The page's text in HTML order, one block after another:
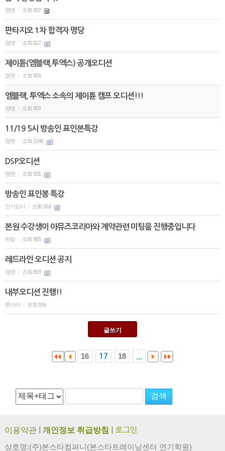
영맨 조회 907
판타지오 1차 합격자 명당
영맨 조회 817
제이튠(엠블랙,투엑스) 공개오디션
영맨 조회 855
엠블랙, 투엑스 소속의 제이튠 캠프 오디션!!!
영맨 조회 800
11/19 5시 방송인 표인본특강
영맨 조회 1246
DSP오디션
영맨 조회 831
방송인 표인봉 특강
인기강사 조회 918
본원 수강생이 아뮤즈코리아와 계약관련 미팅을 진행중입니다
하랑 조회 955
레드라인 오디션 공지
영맨 조회 803
내부오디션 진행!!
본스타 조회 916
글쓰기
16 17 18
이용약관 개인정보 취급방침 로그인
상호명:(주)본스타컴퍼니(본스타트레이닝센터 연기학원)